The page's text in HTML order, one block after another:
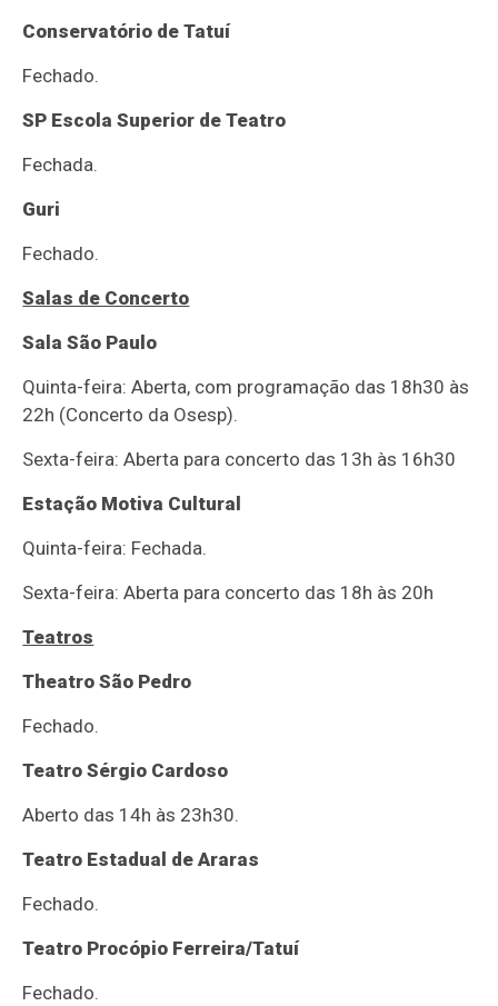
Conservatório de Tatuí
Fechado.
SP Escola Superior de Teatro
Fechada.
Guri
Fechado.
Salas de Concerto
Sala São Paulo
Quinta-feira: Aberta, com programação das 18h30 às
22h (Concerto da Osesp).
Sexta-feira: Aberta para concerto das 13h às 16h30
Estação Motiva Cultural
Quinta-feira: Fechada.
Sexta-feira: Aberta para concerto das 18h às 20h
Teatros
Theatro São Pedro
Fechado.
Teatro Sérgio Cardoso
Aberto das 14h às 23h30.
Teatro Estadual de Araras
Fechado.
Teatro Procópio Ferreira/Tatuí
Fechado.